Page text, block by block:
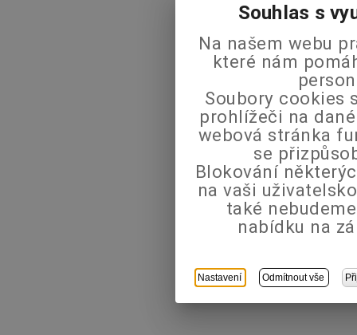
Souhlas s
Na našem webu
které nám
Soubory cookies
prohlížeči na
webová stránka
se
Blokování
na vaši
také
nabídku na
Nastavení Odmítnout vše